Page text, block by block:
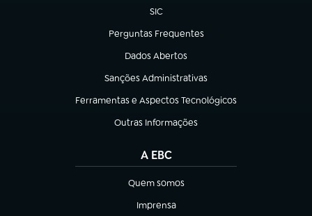
SIC
(abre em nova aba)
Perguntas Frequentes
(abre em nova aba)
Dados Abertos
(abre em nova aba)
Sanções Administrativas
(abre em nova aba)
Ferramentas e Aspectos Tecnológicos
(abre em nova aba)
Outras Informações
(abre em nova aba)
A EBC
Quem somos
(abre em nova aba)
Imprensa
(abre em nova aba)